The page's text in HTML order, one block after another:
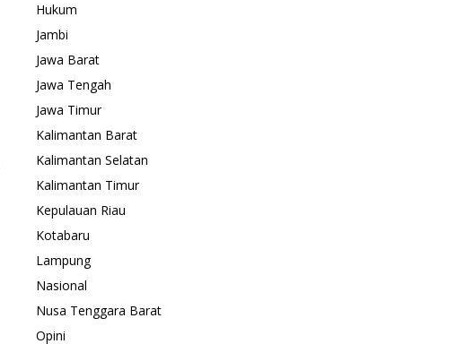
Hukum
Jambi
Jawa Barat
Jawa Tengah
Jawa Timur
Kalimantan Barat
Kalimantan Selatan
Kalimantan Timur
Kepulauan Riau
Kotabaru
Lampung
Nasional
Nusa Tenggara Barat
Opini